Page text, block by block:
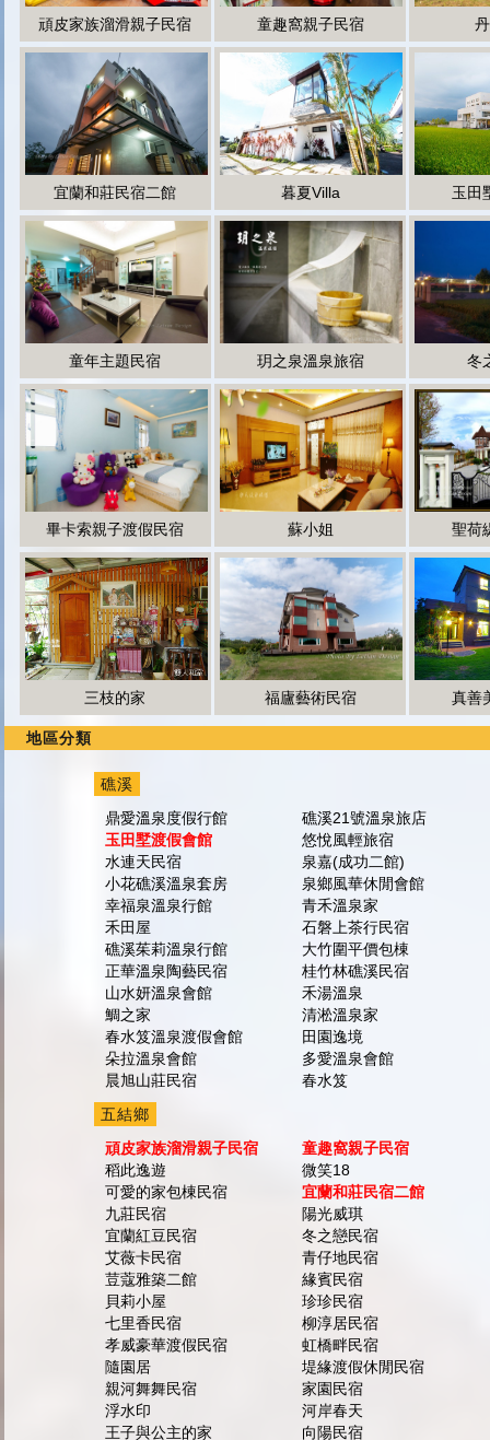
頑皮家族溜滑親子民宿 童趣窩親子民宿
宜蘭和莊民宿二館 暮夏Villa 玉田
童年主題民宿 玥之泉溫泉旅宿 冬
畢卡索親子渡假民宿 蘇小姐 聖荷
三枝的家 福廬藝術民宿 真善
地區分類
礁溪
鼎愛溫泉度假行館
礁溪21號溫泉旅店
玉田墅渡假會館
悠悅風輕旅宿
水連天民宿
泉嘉(成功二館)
小花礁溪溫泉套房
泉鄉風華休閒會館
幸福泉溫泉行館
青禾溫泉家
禾田屋
石磐上茶行民宿
礁溪茱莉溫泉行館
大竹圍平價包棟
正華溫泉陶藝民宿
桂竹林礁溪民宿
山水妍溫泉會館
禾湯溫泉
鯛之家
清淞溫泉家
春水笈溫泉渡假會館
田園逸境
朵拉溫泉會館
多愛溫泉會館
晨旭山莊民宿
春水笈
五結鄉
頑皮家族溜滑親子民宿
童趣窩親子民宿
稻此逸遊
微笑18
可愛的家包棟民宿
宜蘭和莊民宿二館
九莊民宿
陽光威琪
宜蘭紅豆民宿
冬之戀民宿
艾薇卡民宿
青仔地民宿
荳蔻雅築二館
緣賓民宿
貝莉小屋
珍珍民宿
七里香民宿
柳淳居民宿
孝威豪華渡假民宿
虹橋畔民宿
隨園居
堤緣渡假休閒民宿
親河舞舞民宿
家園民宿
浮水印
河岸春天
王子與公主的家
向陽民宿